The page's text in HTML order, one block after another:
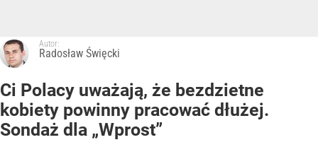
Autor:
Radosław Święcki
Ci Polacy uważają, że bezdzietne
kobiety powinny pracować dłużej.
Sondaż dla „Wprost”